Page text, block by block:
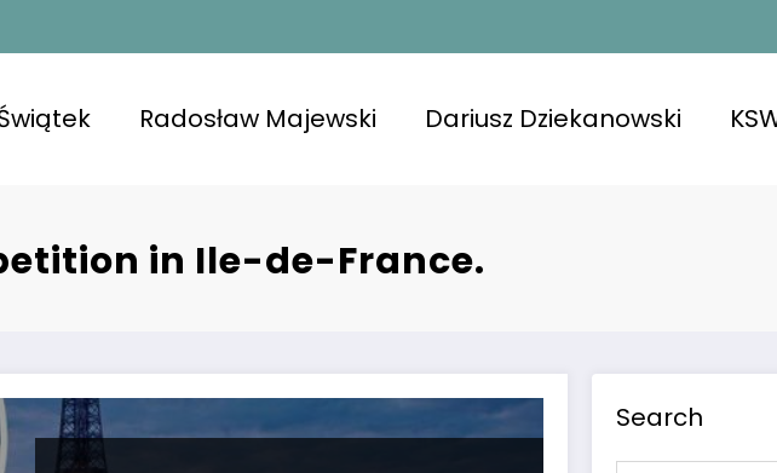
Radosław Majewski Dariusz Dziekanowski
in Ile-de-France.
według Super Express. Search